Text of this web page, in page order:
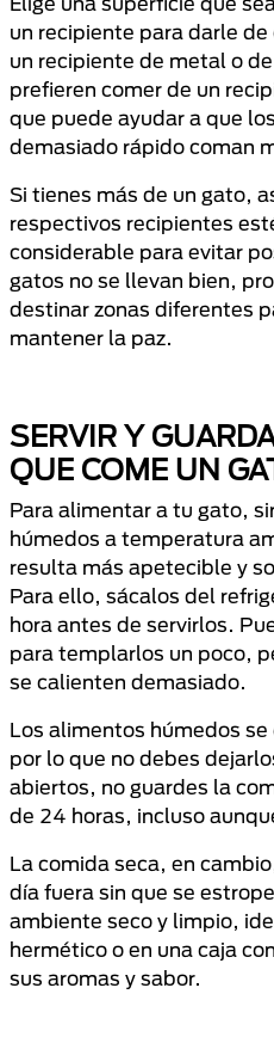
un recipiente para darle
un recipiente de metal o
prefieren comer de un
que puede ayudar a que
demasiado rápido coman
Si tienes más de un gato,
respectivos recipientes
considerable para evitar
gatos no se llevan bien,
destinar zonas diferentes
mantener la paz.
SERVIR Y
QUE COME UN
Para alimentar a tu gato,
húmedos a temperatura
resulta más apetecible y
Para ello, sácalos del
hora antes de servirlos.
para templarlos un poco,
se calienten demasiado.
Los alimentos húmedos
por lo que no debes
abiertos, no guardes la
de 24 horas, incluso
La comida seca, en
día fuera sin que se
ambiente seco y limpio,
hermético o en una caja
sus aromas y sabor.